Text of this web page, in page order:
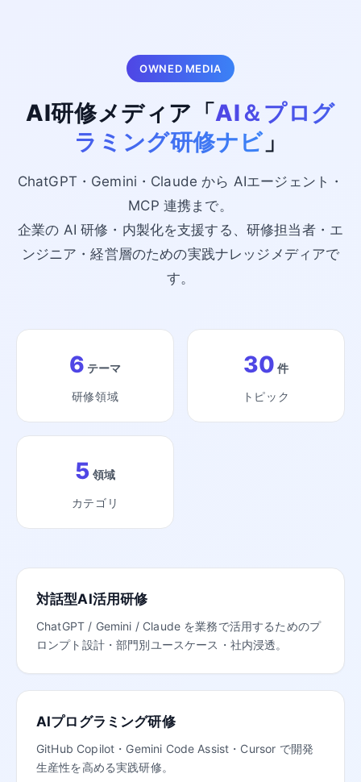
OWNED MEDIA
AI研修メディア「AI＆プログ
ラミング研修ナビ」
ChatGPT・Gemini・Claude から AIエージェント・
MCP 連携まで。
企業の AI 研修・内製化を支援する、研修担当者・エ
ンジニア・経営層のための実践ナレッジメディアで
す。
6 テーマ
研修領域
30 件
トピック
5 領域
カテゴリ
対話型AI活用研修
ChatGPT / Gemini / Claude を業務で活用するためのプ
ロンプト設計・部門別ユースケース・社内浸透。
AIプログラミング研修
GitHub Copilot・Gemini Code Assist・Cursor で開発
生産性を高める実践研修。